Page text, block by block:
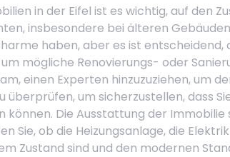
in der Eifel ist es wichtig, auf den
insbesondere bei älteren
haben, aber es ist entscheidend,
mögliche Renovierungs- oder
einen Experten hinzuzuziehen, um
überprüfen, um sicherzustellen, dass
können. Die Ausstattung der
Sie, ob die Heizungsanlage, die
Zustand sind und den modernen